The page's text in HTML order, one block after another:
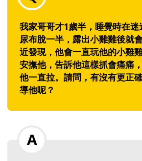
我家哥哥才1歲半，睡覺時在
尿布脫一半，露出小雞雞後就
近發現，他會一直玩他的小雞
安撫他，告訴他這樣抓會痛痛
他一直拉。請問，有沒有更正
導他呢？